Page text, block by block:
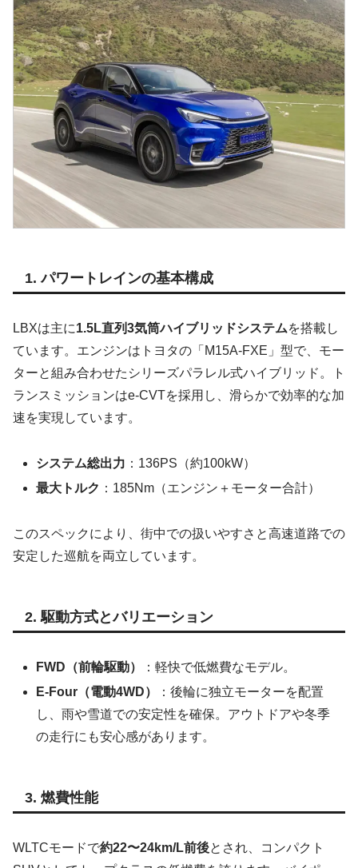
1. パワートレインの基本構成
LBXは主に1.5L直列3気筒ハイブリッドシステムを搭載し
ています。エンジンはトヨタの「M15A-FXE」型で、モー
ターと組み合わせたシリーズパラレル式ハイブリッド。ト
ランスミッションはe-CVTを採用し、滑らかで効率的な加
速を実現しています。
システム総出力 ：136PS（約100kW）
最大トルク ：185Nm（エンジン＋モーター合計）
このスペックにより、街中での扱いやすさと高速道路での
安定した巡航を両立しています。
2. 駆動方式とバリエーション
FWD（前輪駆動）
：軽快で低燃費なモデル。
E-Four（電動4WD）
：後輪に独立モーターを配置
し、雨や雪道での安定性を確保。アウトドアや冬季
の走行にも安心感があります。
3. 燃費性能
WLTCモードで約22〜24km/L前後とされ、コンパクト